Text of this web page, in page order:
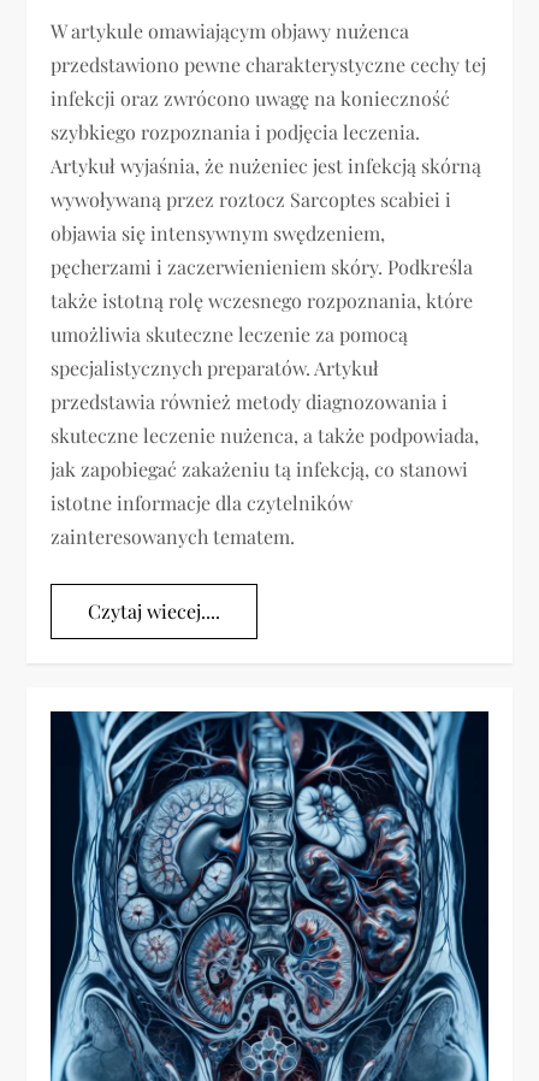
W artykule omawiającym objawy nużenca
przedstawiono pewne charakterystyczne cechy tej
infekcji oraz zwrócono uwagę na konieczność
szybkiego rozpoznania i podjęcia leczenia.
Artykuł wyjaśnia, że nużeniec jest infekcją skórną
wywoływaną przez roztocz Sarcoptes scabiei i
objawia się intensywnym swędzeniem,
pęcherzami i zaczerwienieniem skóry. Podkreśla
także istotną rolę wczesnego rozpoznania, które
umożliwia skuteczne leczenie za pomocą
specjalistycznych preparatów. Artykuł
przedstawia również metody diagnozowania i
skuteczne leczenie nużenca, a także podpowiada,
jak zapobiegać zakażeniu tą infekcją, co stanowi
istotne informacje dla czytelników
zainteresowanych tematem.
Czytaj wiecej....